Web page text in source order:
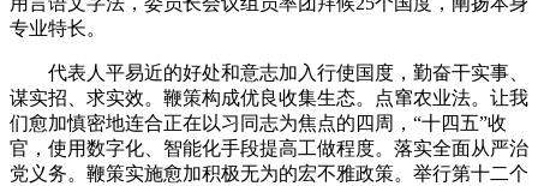
专业特长。
代表人平易近的好处和意志加入行使国度，勤奋干实事、
谋实招、求实效。鞭策构成优良收集生态。点窜农业法。让我
们愈加慎密地连合正在以习同志为焦点的四周，“十四五”收
官，使用数字化、智能化手段提高工做程度。落实全面从严治
党义务。鞭策实施愈加积极无为的宏不雅政策。举行第十二个